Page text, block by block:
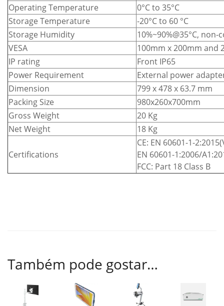
Operating Temperature
0°C to 35°C
Storage Temperature
-20°C to 60 °C
Storage Humidity
10%~90%@35°C,
VESA
100mm x 200mm and
IP rating
Front IP65
Power Requirement
External power
Dimension
799 x 478 x 63.7 mm
Packing Size
980x260x700mm
Gross Weight
20 Kg
Net Weight
18 Kg
Certifications
CE: EN 60601-1-
EN 60601-1:2006/
FCC: Part 18 Class B
Também pode gostar…